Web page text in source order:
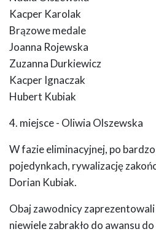
Kacper Karolak
Brązowe medale
Joanna Rojewska
Zuzanna Durkiewicz
Kacper Ignaczak
Hubert Kubiak
4. miejsce - Oliwia Olszewska
W fazie eliminacyjnej, po
pojedynkach, rywalizację
Dorian Kubiak.
Obaj zawodnicy
niewiele zabrakło do awansu